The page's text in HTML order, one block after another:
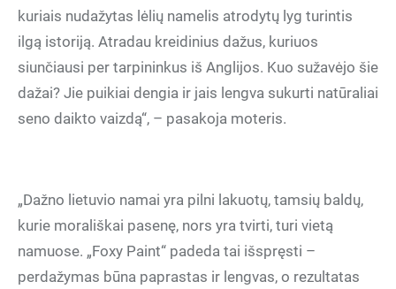
kuriais nudažytas lėlių namelis atrodytų lyg turintis
ilgą istoriją. Atradau kreidinius dažus, kuriuos
siunčiausi per tarpininkus iš Anglijos. Kuo sužavėjo šie
dažai? Jie puikiai dengia ir jais lengva sukurti natūraliai
seno daikto vaizdą“, – pasakoja moteris.
„Dažno lietuvio namai yra pilni lakuotų, tamsių baldų,
kurie morališkai pasenę, nors yra tvirti, turi vietą
namuose. „Foxy Paint“ padeda tai išspręsti –
perdažymas būna paprastas ir lengvas, o rezultatas